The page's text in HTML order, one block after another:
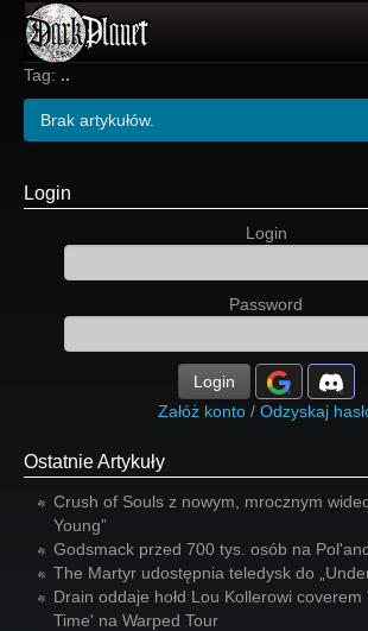
Użytkownicy
Galeria
Login
Tag: ..
Brak artykułów.
Login
Login
Password
Login
Załóż konto / Odzyskaj
Ostatnie Artykuły
Crush of Souls z nowym, mrocznym
Young”
Godsmack przed 700 tys. osób na
The Martyr udostępnia teledysk do
Drain oddaje hołd Lou Kollerowi
Time' na Warped Tour